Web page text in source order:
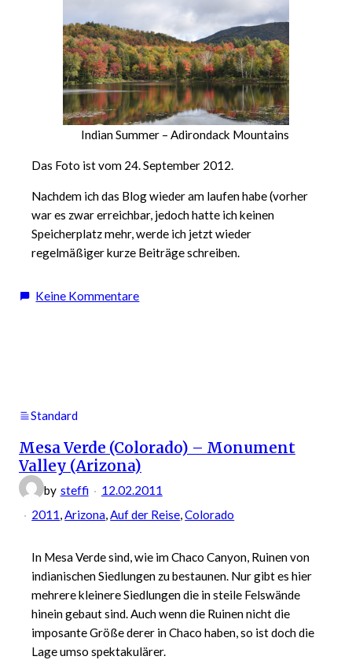
Indian Summer – Adirondack Mountains
Das Foto ist vom 24. September 2012.
Nachdem ich das Blog wieder am laufen habe (vorher
war es zwar erreichbar, jedoch hatte ich keinen
Speicherplatz mehr, werde ich jetzt wieder
regelmäßiger kurze Beiträge schreiben.
Keine Kommentarezu
Standard
Mesa Verde (Colorado) – Monument
Valley (Arizona)
by steffi
12.02.2011
2011, Arizona, Auf der Reise, Colorado
In Mesa Verde sind, wie im Chaco Canyon, Ruinen von
indianischen Siedlungen zu bestaunen. Nur gibt es hier
mehrere kleinere Siedlungen die in steile Felswände
hinein gebaut sind. Auch wenn die Ruinen nicht die
imposante Größe derer in Chaco haben, so ist doch die
Lage umso spektakulärer.